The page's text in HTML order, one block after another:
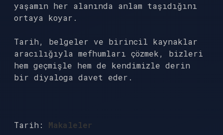
yaşamın her alanında anlam taşıdığını
ortaya koyar.
Tarih, belgeler ve birincil kaynaklar
aracılığıyla mefhumları çözmek, bizleri
hem geçmişle hem de kendimizle derin
bir diyaloga davet eder.
Tarih: Makaleler